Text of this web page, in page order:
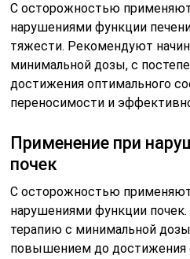
С осторожностью
нарушениями функции
тяжести. Рекомендуют
минимальной дозы, с
достижения оптимального
переносимости и
Применение при
почек
С осторожностью
нарушениями функции
терапию с минимальной
повышением до достижения